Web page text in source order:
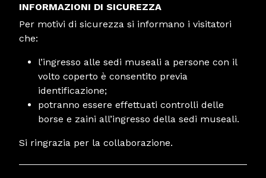
INFORMAZIONI DI SICUREZZA
Per motivi di sicurezza si informano i visitatori
che:
l’ingresso alle sedi museali a persone con il
volto coperto è consentito previa
identificazione;
potranno essere effettuati controlli delle
borse e zaini all’ingresso della sedi museali.
Si ringrazia per la collaborazione.